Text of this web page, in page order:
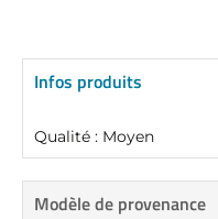
Infos produits
Qualité : Moyen
Modèle de provenance